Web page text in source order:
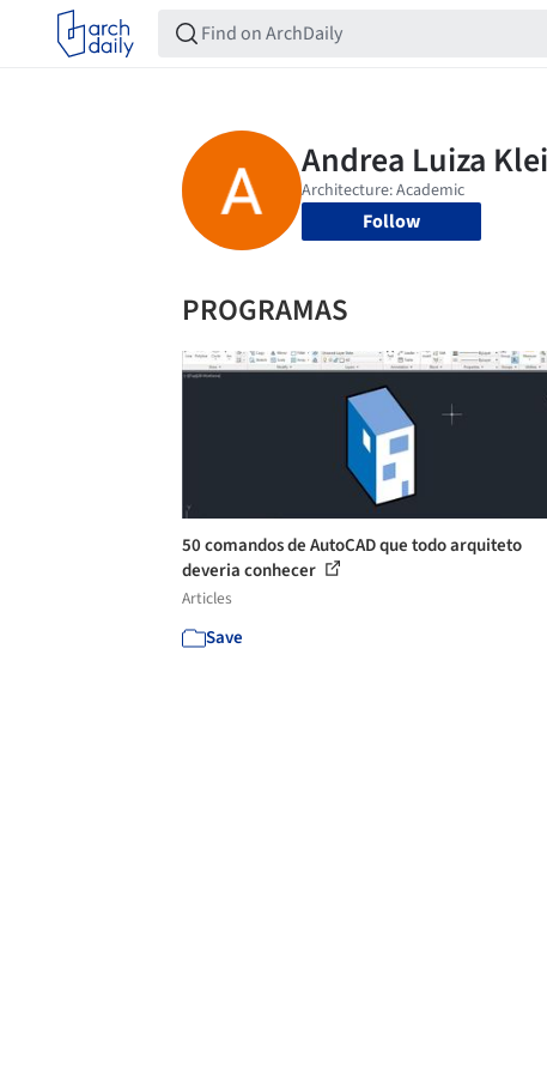
Follow
PROGRAMAS
50 comandos de AutoCAD que todo arquiteto
deveria conhecer
Articles
Save